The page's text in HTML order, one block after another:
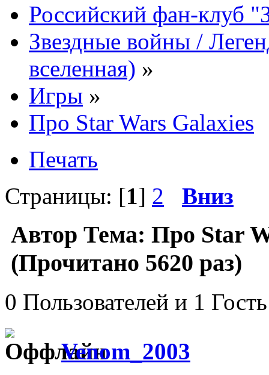
Российский фан-клуб
Звездные войны /
вселенная) »
Игры »
Про Star Wars Galaxies
Печать
Страницы: [1] 2 Вниз
Автор Тема: Про Star
(Прочитано 5620 раз)
0 Пользователей и 1
Venom_2003